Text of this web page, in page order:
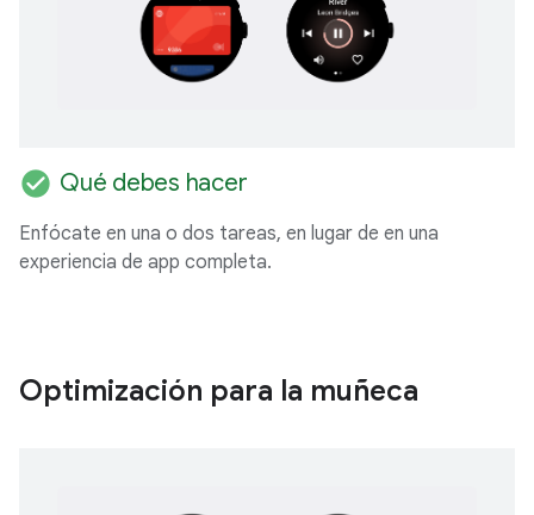
check_circle Qué debes hacer
Enfócate en una o dos tareas, en lugar de en una
experiencia de app completa.
Optimización para la muñeca